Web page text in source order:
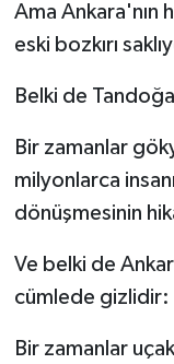
Ama Ankara'nın
eski bozkırı
Belki de
Bir zamanlar
milyonlarca
dönüşmesinin
Ve belki de
cümlede gizlidir:
Bir zamanlar